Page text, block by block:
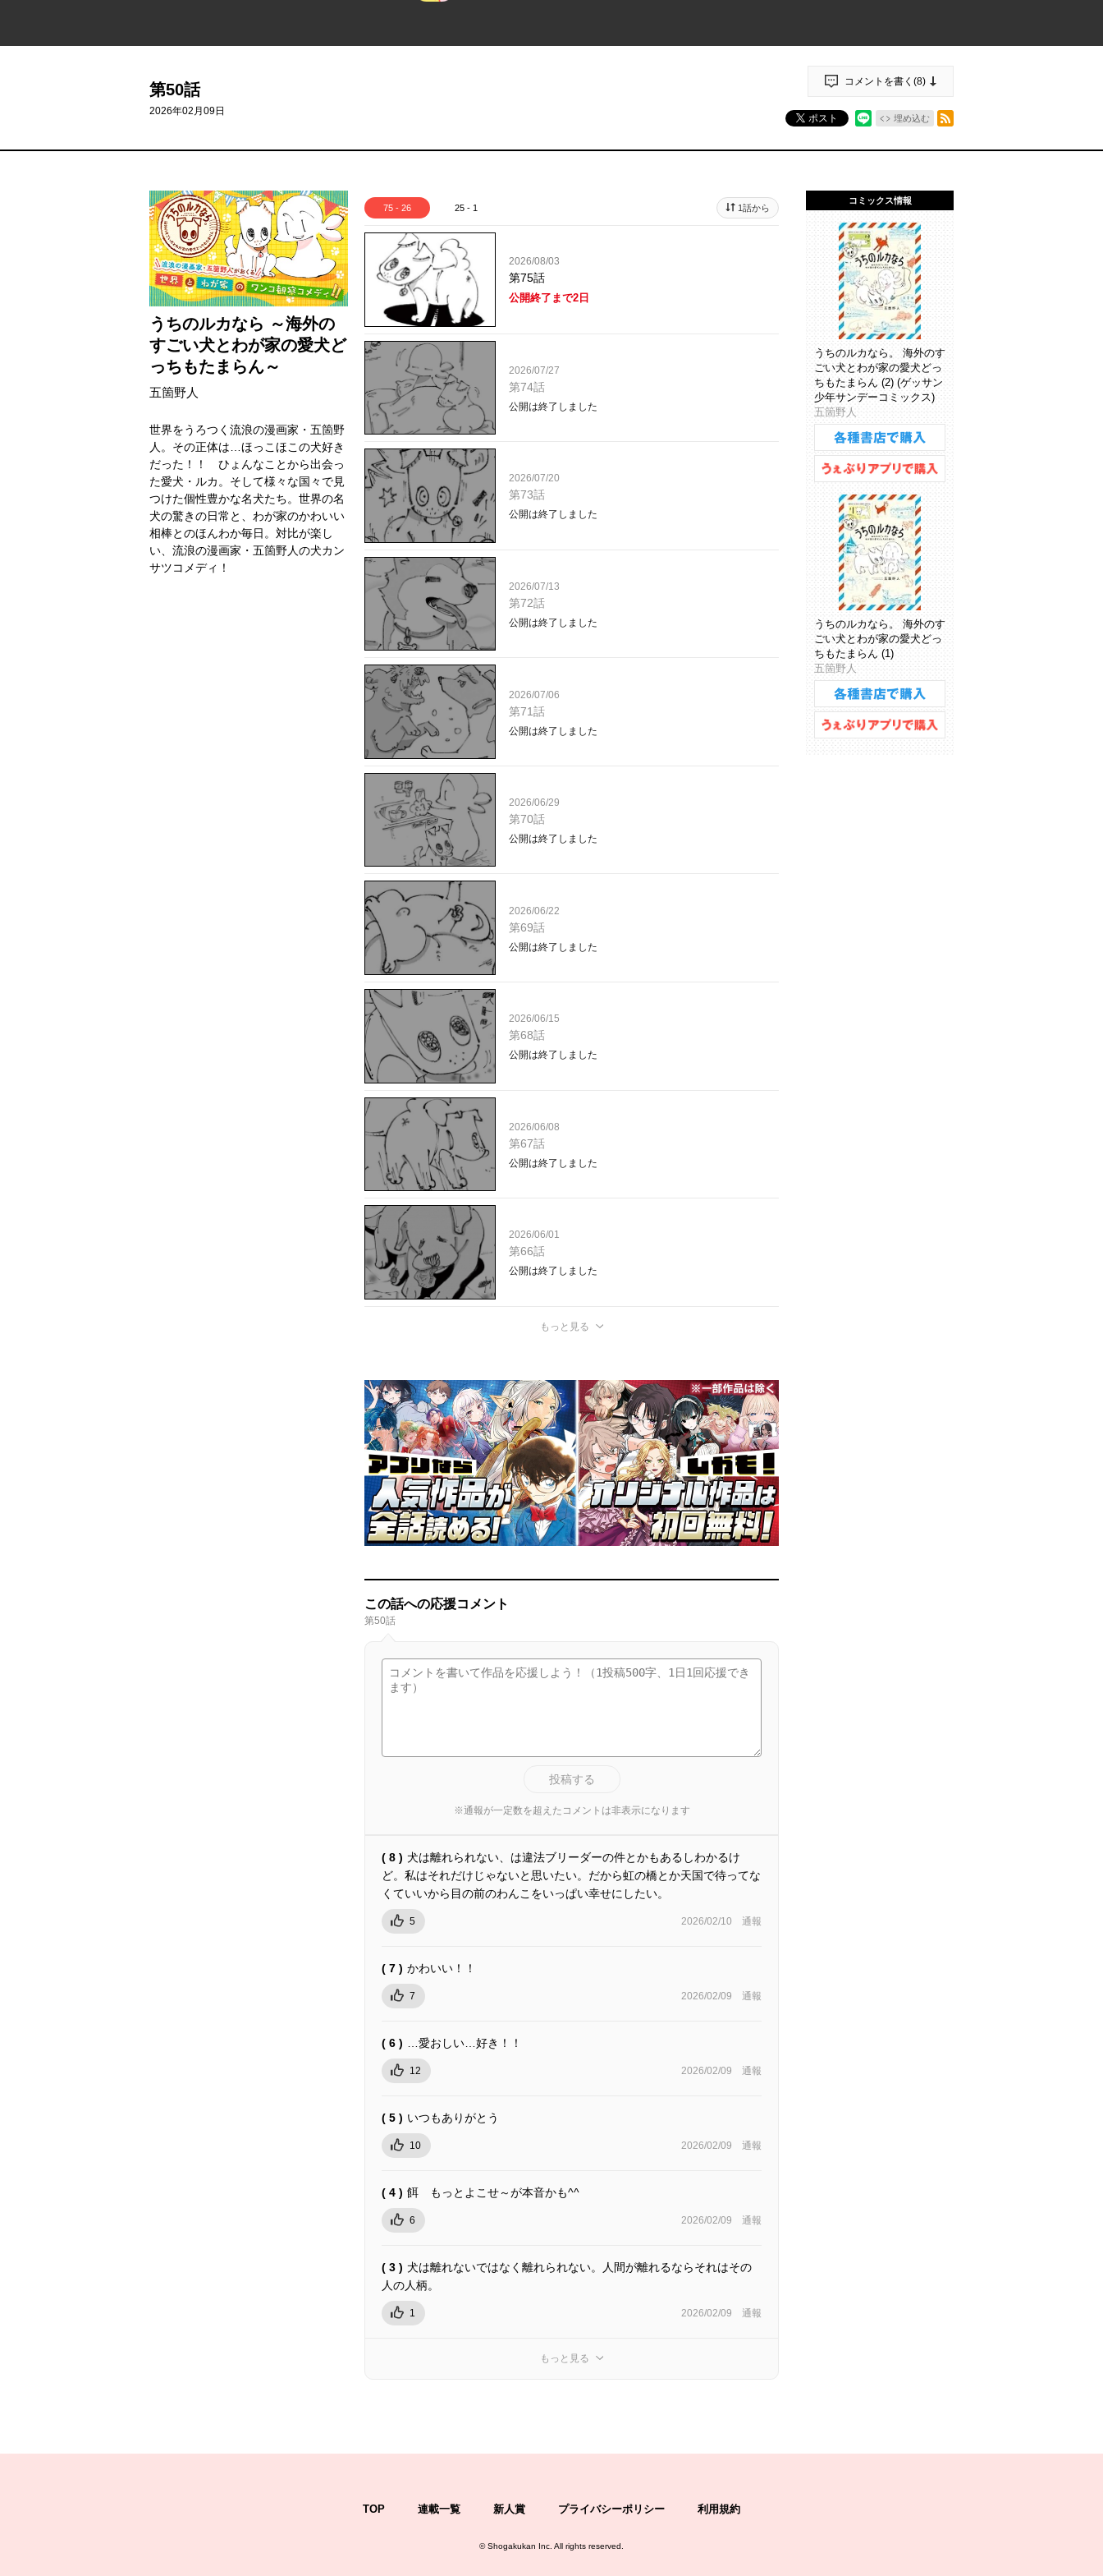
第50話
2026年02月09日
コメントを書く(8)
ポスト 埋め込む
うちのルカなら ～海外の
すごい犬とわが家の愛犬ど
っちもたまらん～
五箇野人
世界をうろつく流浪の漫画家・五箇野
人。その正体は…ほっこほこの犬好き
だった！！ ひょんなことから出会っ
た愛犬・ルカ。そして様々な国々で見
つけた個性豊かな名犬たち。世界の名
犬の驚きの日常と、わが家のかわいい
相棒とのほんわか毎日。対比が楽し
い、流浪の漫画家・五箇野人の犬カン
サツコメディ！
75 - 26 25 - 1 1話から
2026/08/03
第75話
公開終了まで2日
2026/07/27
第74話
公開は終了しました
2026/07/20
第73話
公開は終了しました
2026/07/13
第72話
公開は終了しました
2026/07/06
第71話
公開は終了しました
2026/06/29
第70話
公開は終了しました
2026/06/22
第69話
公開は終了しました
2026/06/15
第68話
公開は終了しました
2026/06/08
第67話
公開は終了しました
2026/06/01
第66話
公開は終了しました
もっと見る
この話への応援コメント
第50話
投稿する
※通報が一定数を超えたコメントは非表示になります
( 8 ) 犬は離れられない、は違法ブリーダーの件とかもあるしわかるけ
ど。私はそれだけじゃないと思いたい。だから虹の橋とか天国で待ってな
くていいから目の前のわんこをいっぱい幸せにしたい。
5 2026/02/10 通報
( 7 ) かわいい！！
7 2026/02/09 通報
( 6 ) …愛おしい…好き！！
12 2026/02/09 通報
( 5 ) いつもありがとう
10 2026/02/09 通報
( 4 ) 餌 もっとよこせ～が本音かも^^
6 2026/02/09 通報
( 3 ) 犬は離れないではなく離れられない。人間が離れるならそれはその
人の人柄。
1 2026/02/09 通報
もっと見る
コミックス情報
うちのルカなら。 海外のす
ごい犬とわが家の愛犬どっ
ちもたまらん (2) (ゲッサン
少年サンデーコミックス)
五箇野人
うちのルカなら。 海外のす
ごい犬とわが家の愛犬どっ
ちもたまらん (1)
五箇野人
TOP 連載一覧 新人賞 プライバシーポリシー 利用規約
©Shogakukan Inc. All rights reserved.